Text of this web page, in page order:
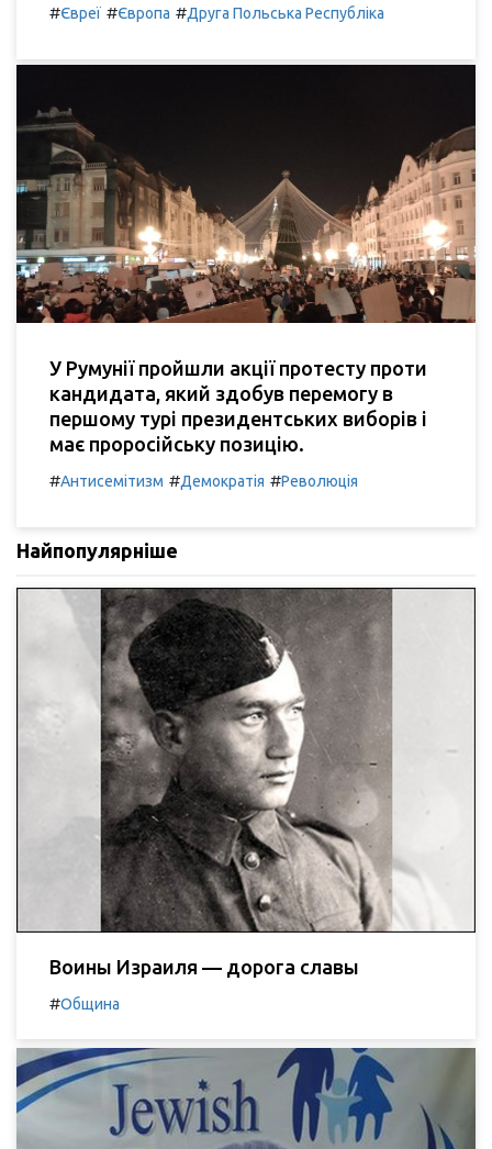
#Євреї #Європа #Друга Польська Республіка
У Румунії пройшли акції протесту проти
кандидата, який здобув перемогу в
першому турі президентських виборів і
має проросійську позицію.
#Антисемітизм #Демократія #Революція
Найпопулярніше
Воины Израиля — дорога славы
#Община